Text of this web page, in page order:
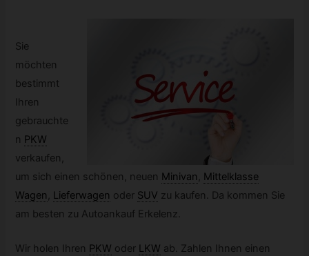
Sie
möchten
bestimmt
Ihren
gebrauchte
n PKW
verkaufen,
um sich einen schönen, neuen Minivan , Mittelklasse
Wagen , Lieferwagen oder SUV zu kaufen. Da kommen Sie
am besten zu Autoankauf Erkelenz.
Wir holen Ihren PKW oder LKW ab. Zahlen Ihnen einen